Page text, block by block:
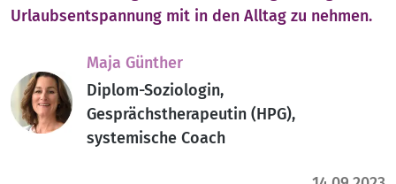
Urlaubsentspannung mit in den Alltag zu nehmen.
Maja Günther
Diplom-Soziologin,
Gesprächstherapeutin (HPG),
systemische Coach